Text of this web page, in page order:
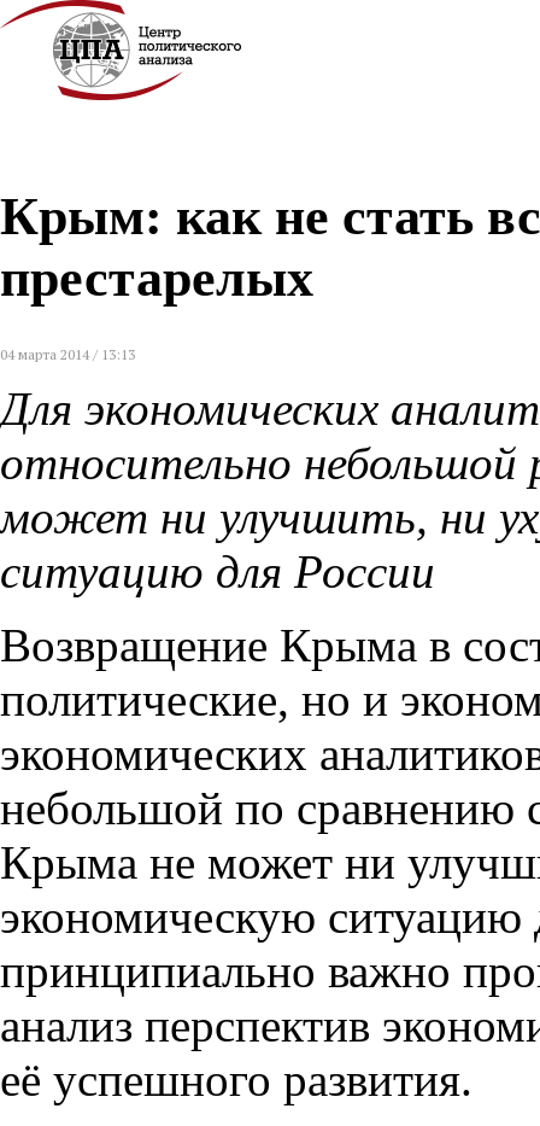
Крым: как не стать
престарелых
04 марта 2014 / 13:13
Для экономических
относительно
может ни улучшить, ни
ситуацию для России
Возвращение Крыма в
политические, но и
экономических
небольшой по сравнению
Крыма не может ни
экономическую ситуацию
принципиально важно
анализ перспектив
её успешного развития.